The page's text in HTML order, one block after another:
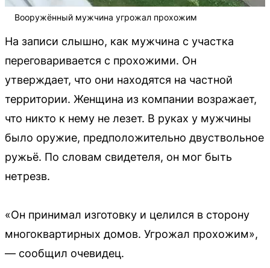
Вооружённый мужчина угрожал прохожим
На записи слышно, как мужчина с участка
переговаривается с прохожими. Он
утверждает, что они находятся на частной
территории. Женщина из компании возражает,
что никто к нему не лезет. В руках у мужчины
было оружие, предположительно двуствольное
ружьё. По словам свидетеля, он мог быть
нетрезв.
«Он принимал изготовку и целился в сторону
многоквартирных домов. Угрожал прохожим»,
— сообщил очевидец.